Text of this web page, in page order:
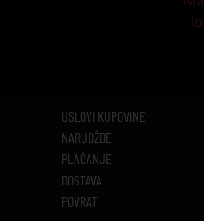
USLOVI KUPOVINE
NARUDŽBE
PLAĆANJE
DOSTAVA
POVRAT